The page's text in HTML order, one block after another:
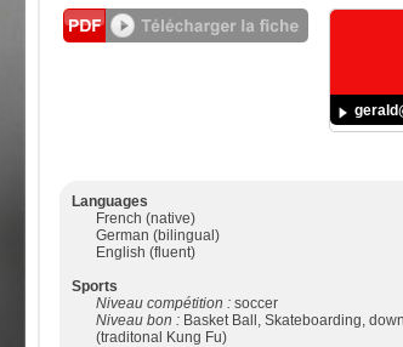
Languages
French (native)
German (bilingual)
English (fluent)
Sports
Niveau compétition : soccer
Niveau bon : Basket Ball, Skateboarding,
(traditonal Kung Fu)